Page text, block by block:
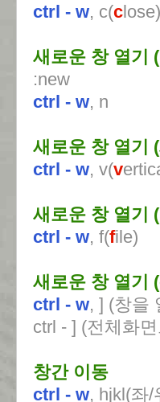
ctrl - w, c(close)
새로운 창 열기
:new
ctrl - w, n
새로운 창 열기
ctrl - w, v(v
새로운 창 열기
ctrl - w, f(file)
새로운 창 열기
ctrl - w, ] (창을
ctrl - ] (전체화
창간 이동
ctrl - w, hjkl(좌/